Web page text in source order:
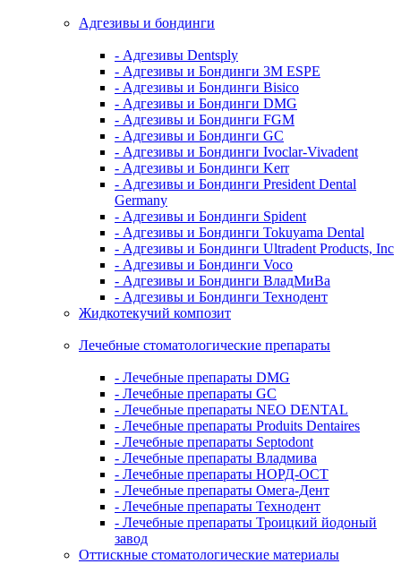
Адгезивы и бондинги
- Адгезивы Dentsply
- Адгезивы и Бондинги 3M ESPE
- Адгезивы и Бондинги Bisico
- Адгезивы и Бондинги DMG
- Адгезивы и Бондинги FGM
- Адгезивы и Бондинги GC
- Адгезивы и Бондинги Ivoclar-Vivadent
- Адгезивы и Бондинги Kerr
- Адгезивы и Бондинги President Dental
Germany
- Адгезивы и Бондинги Spident
- Адгезивы и Бондинги Tokuyama Dental
- Адгезивы и Бондинги Ultradent Products, Inc
- Адгезивы и Бондинги Voco
- Адгезивы и Бондинги ВладМиВа
- Адгезивы и Бондинги Технодент
Жидкотекучий композит
Лечебные стоматологические препараты
- Лечебные препараты DMG
- Лечебные препараты GC
- Лечебные препараты NEO DENTAL
- Лечебные препараты Produits Dentaires
- Лечебные препараты Septodont
- Лечебные препараты Владмива
- Лечебные препараты НОРД-ОСТ
- Лечебные препараты Омега-Дент
- Лечебные препараты Технодент
- Лечебные препараты Троицкий йодоный
завод
Оттискные стоматологические материалы